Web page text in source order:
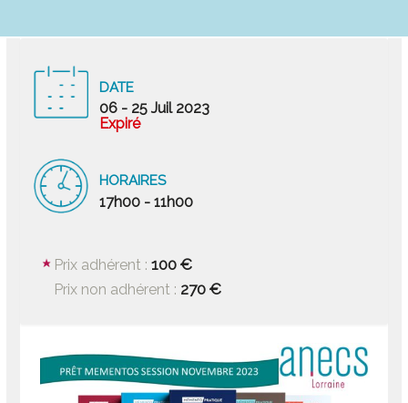
DATE
06 - 25 Juil 2023
Expiré
HORAIRES
17h00 - 11h00
Prix adhérent :100 €
Prix non adhérent : 270 €